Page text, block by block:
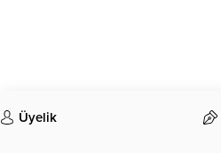
Üyelik